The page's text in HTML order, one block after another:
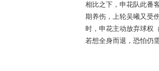
相比之下，申花队此番
期养伤，上轮吴曦又受
时，申花主动放弃球权
若想全身而退，恐怕仍